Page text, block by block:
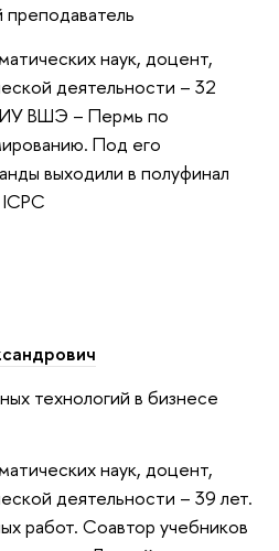
преподаватель
наук, доцент,
деятельности – 32
ВШЭ – Пермь по
Под его
выходили в полуфинал
технологий в бизнесе
наук, доцент,
деятельности – 39 лет.
работ. Соавтор учебников